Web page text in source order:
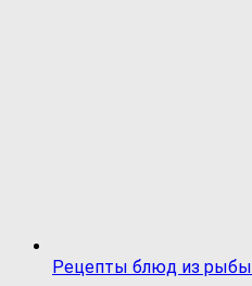
Рецепты блюд из рыбы